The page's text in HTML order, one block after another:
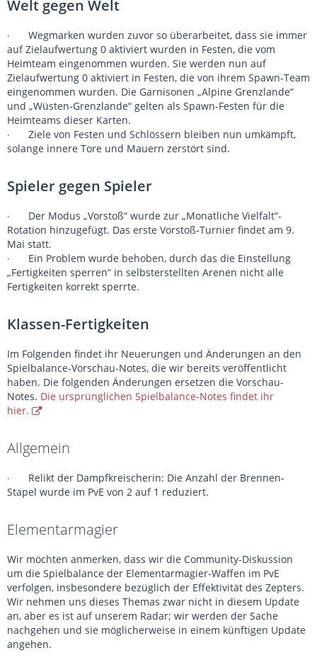
Welt gegen Welt
·
Wegmarken wurden zuvor so überarbeitet, dass sie immer
auf Zielaufwertung 0 aktiviert wurden in Festen, die vom
Heimteam eingenommen wurden. Sie werden nun auf
Zielaufwertung 0 aktiviert in Festen, die von ihrem Spawn-Team
eingenommen wurden. Die Garnisonen „Alpine Grenzlande“
und „Wüsten-Grenzlande“ gelten als Spawn-Festen für die
Heimteams dieser Karten.
·
Ziele von Festen und Schlössern bleiben nun umkämpft,
solange innere Tore und Mauern zerstört sind.
Spieler gegen Spieler
·
Der Modus „Vorstoß“ wurde zur „Monatliche Vielfalt“-
Rotation hinzugefügt. Das erste Vorstoß-Turnier findet am 9.
Mai statt.
·
Ein Problem wurde behoben, durch das die Einstellung
„Fertigkeiten sperren“ in selbsterstellten Arenen nicht alle
Fertigkeiten korrekt sperrte.
Klassen-Fertigkeiten
Im Folgenden findet ihr Neuerungen und Änderungen an den
Spielbalance-Vorschau-Notes, die wir bereits veröffentlicht
haben. Die folgenden Änderungen ersetzen die Vorschau-
Notes. Die ursprünglichen Spielbalance-Notes findet ihr
hier.
Allgemein
·
Relikt der Dampfkreischerin: Die Anzahl der Brennen-
Stapel wurde im PvE von 2 auf 1 reduziert.
Elementarmagier
Wir möchten anmerken, dass wir die Community-Diskussion
um die Spielbalance der Elementarmagier-Waffen im PvE
verfolgen, insbesondere bezüglich der Effektivität des Zepters.
Wir nehmen uns dieses Themas zwar nicht in diesem Update
an, aber es ist auf unserem Radar; wir werden der Sache
nachgehen und sie möglicherweise in einem künftigen Update
angehen.